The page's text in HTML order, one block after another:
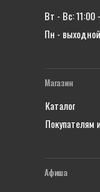
Магазин
Покупателям
Каталог
Пн - выходной
Вт - Вс: 11:00
Афиша